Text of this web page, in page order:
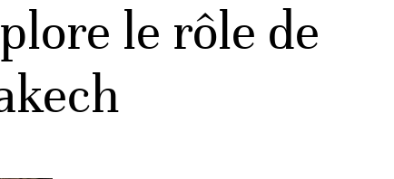
le rôle de